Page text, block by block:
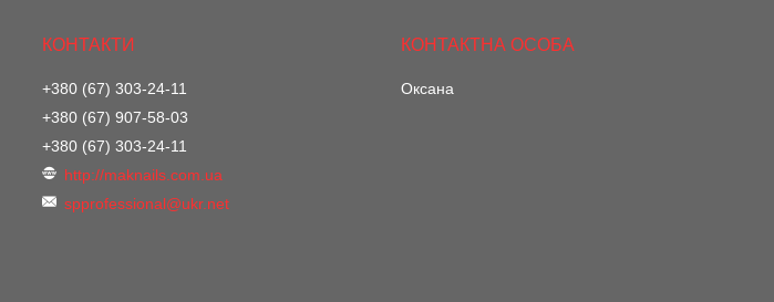
+380 (67) 303-24-11
+380 (67) 907-58-03
+380 (67) 303-24-11
http://maknails.com.ua
spprofessional@ukr.net
Оксана